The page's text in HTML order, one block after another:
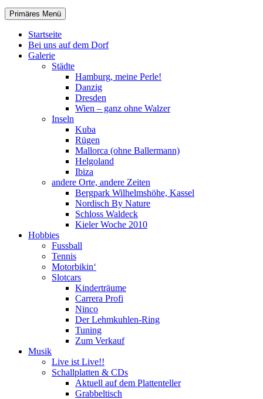
Suchen
Primäres Menü
Startseite
Bei uns auf dem Dorf
Galerie
Städte
Hamburg, meine Perle!
Danzig
Dresden
Wien – ganz ohne Walzer
Inseln
Kuba
Rügen
Mallorca (ohne Ballermann)
Helgoland
Ibiza
andere Orte, andere Zeiten
Bergpark Wilhelmshöhe, Kassel
Nordisch By Nature
Schloss Waldeck
Kieler Woche 2010
Hobbies
Fussball
Tennis
Motorbikin‘
Slotcars
Kinderträume
Carrera Profi
Ninco
Der Lehmkuhlen-Ring
Tuning
Zum Verkauf
Musik
Live ist Live!!
Schallplatten & CDs
Aktuell auf dem Plattenteller
Grabbeltisch